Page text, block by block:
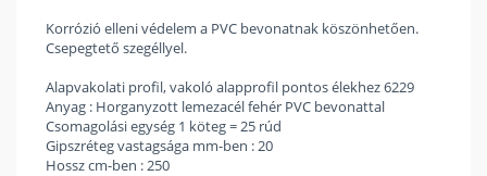
Korrózió elleni védelem a PVC bevonatnak köszönhetően.
Csepegtető szegéllyel.
Alapvakolati profil, vakoló alapprofil pontos élekhez 6229
Anyag : Horganyzott lemezacél fehér PVC bevonattal
Csomagolási egység 1 köteg = 25 rúd
Gipszréteg vastagsága mm-ben : 20
Hossz cm-ben : 250